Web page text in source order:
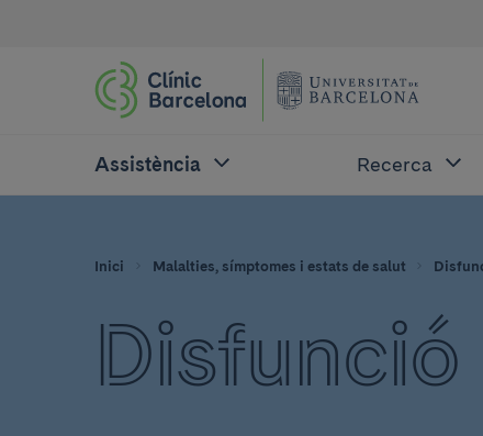
Assistència Recerca
Inici Malalties, símptomes i estats de salut